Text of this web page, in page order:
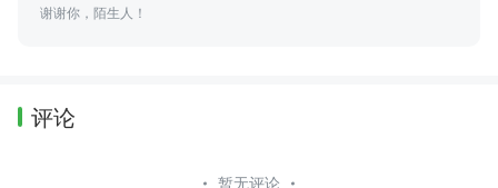
谢谢你，陌生人！
评论
暂无评论